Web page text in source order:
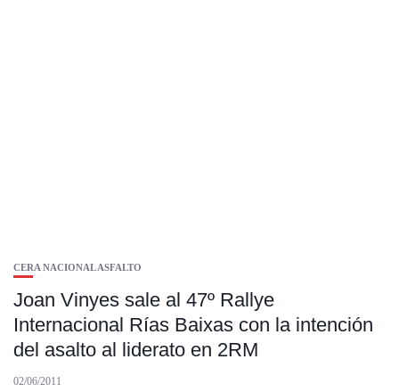
CERA NACIONAL ASFALTO
Joan Vinyes sale al 47º Rallye
Internacional Rías Baixas con la intención
del asalto al liderato en 2RM
02/06/2011